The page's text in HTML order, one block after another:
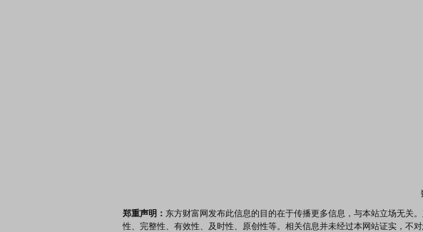
郑重声明： 东方财富网发布此信息的目的在于传播更多信息，与本站立场无关
性、完整性、有效性、及时性、原创性等。相关信息并未经过本网站证实，不